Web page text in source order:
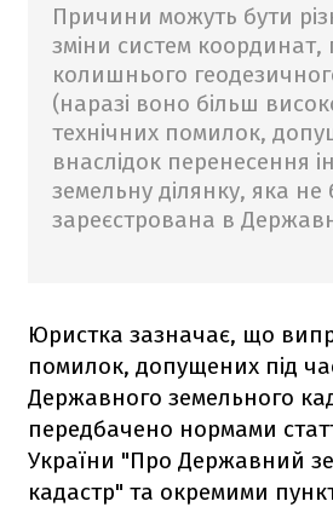
Причини можуть бути
зміни систем координат,
колишнього
(наразі воно більш
технічних помилок,
внаслідок перенесення
земельну ділянку, яка не
зареєстрована в
Юристка зазначає, що
помилок, допущених під
Державного земельного
передбачено нормами
України "Про Державний
кадастр" та окремими